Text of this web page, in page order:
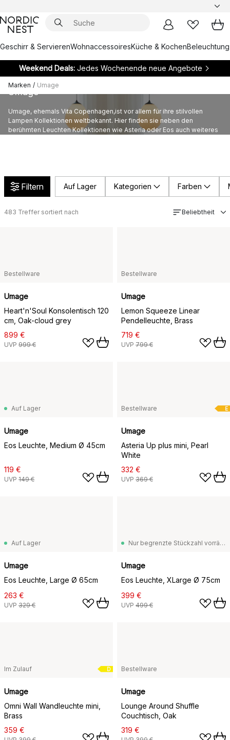
Geschirr & ServierenWohnaccessoiresKüche & KochenBeleuchtung
Weekend Deals:Jedes Wochenende neue Angebote
Marken / Umage
Umage
Umage, ehemals Vita Copenhagen,ist vor allem für ihre stilvollen
Lampen Kollektionen weltbekannt. Hier finden sie neben den
berühmten Leuchten Kollektionen wie Asteria oder Eos auch weiteres
Filtern Auf Lager Kategorien Farben
483 Treffer sortiert nach Beliebtheit
Bestellware
Umage
Heart'n'Soul Konsolentisch 120
cm, Oak-cloud grey
899 €
UVP 999 €
Bestellware
Umage
Lemon Squeeze Linear
Pendelleuchte, Brass
719 €
UVP 799 €
Auf Lager
Umage
Eos Leuchte, Medium Ø 45cm
119 €
UVP 149 €
E
Bestellware
Umage
Asteria Up plus mini, Pearl
White
332 €
UVP 369 €
Auf Lager
Umage
Eos Leuchte, Large Ø 65cm
263 €
UVP 329 €
Nur begrenzte Stückzahl vorrätig
Umage
Eos Leuchte, XLarge Ø 75cm
399 €
UVP 499 €
D
Im Zulauf
Umage
Omni Wall Wandleuchte mini,
Brass
359 €
Bestellware
Umage
Lounge Around Shuffle
Couchtisch, Oak
319 €